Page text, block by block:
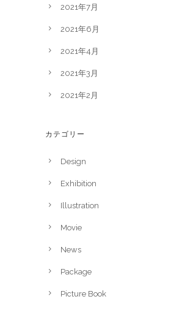
2021年7月
2021年6月
2021年4月
2021年3月
2021年2月
カテゴリー
Design
Exhibition
Illustration
Movie
News
Package
Picture Book